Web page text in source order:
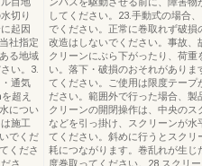
切り
起因
社指定
る地域
い。3.
通気
超え
につい
施工
でくだ
くださ
さ
してください。23.手動式の場合
でください。正常に巻取れず破損
改造はしないでください。事故、
クリーンにぶら下がったり、荷重
い。落下・破損のおそれがあり
てください。ご使用は限度テープ
ださい。範囲外で行った場合、
クリーンの開閉操作は、中央の
などを引っ掛け、スクリーンが水
てください。斜めに行うとスク
耗につながります。巻乱れが生
度巻取ってください。28.スクリ